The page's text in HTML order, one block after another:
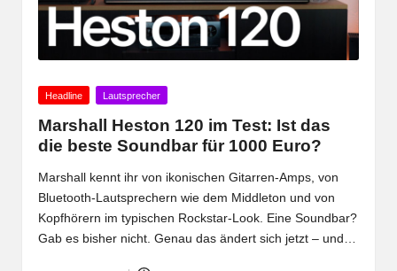
Posted
Headline Lautsprecher
Marshall Heston 120 im Test: Ist das
die beste Soundbar für 1000 Euro?
Marshall kennt ihr von ikonischen Gitarren-Amps, von
Bluetooth-Lautsprechern wie dem Middleton und von
Kopfhörern im typischen Rockstar-Look. Eine Soundbar?
Gab es bisher nicht. Genau das ändert sich jetzt – und…